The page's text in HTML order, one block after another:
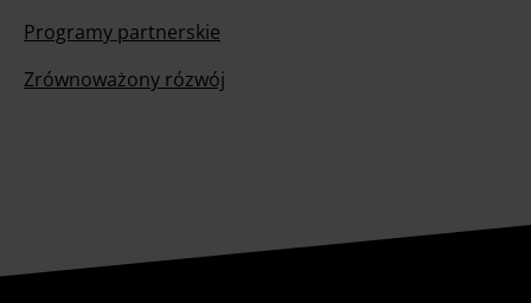
Programy partnerskie
Zrównoważony rózwój